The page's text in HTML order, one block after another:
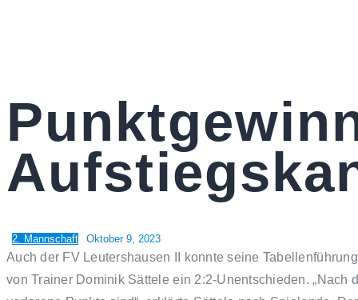
2. Mannschaft Oktober 9, 2023
Auch der FV Leutershausen II konnte seine
von Trainer Dominik Sättele ein 2:2-Unentschieden.